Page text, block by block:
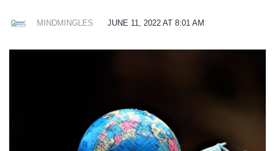
MINDMINGLES JUNE 11, 2022 AT 8:01 AM